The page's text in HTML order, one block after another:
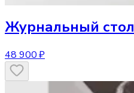
Журнальный стол
48 900 ₽